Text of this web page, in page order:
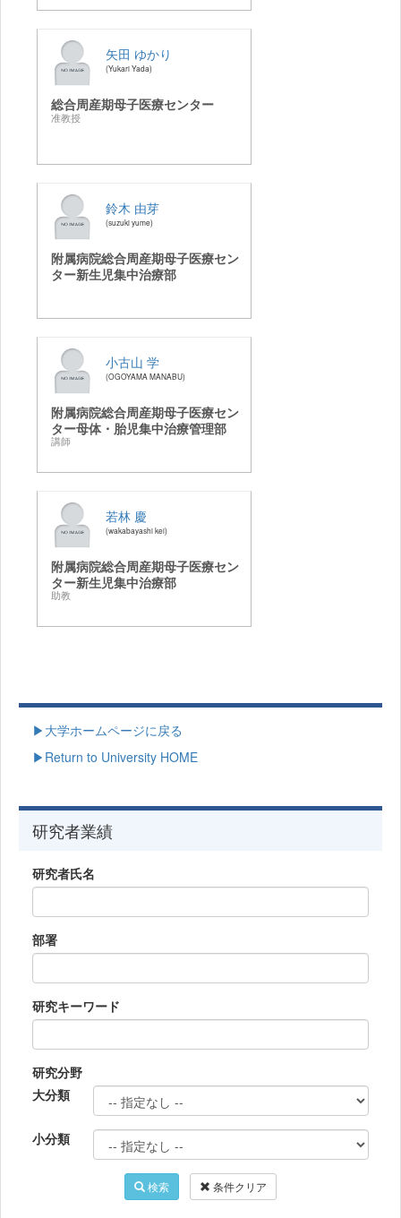
矢田 ゆかり
Yukari Yada
総合周産期母子医療センター
准教授
鈴木 由芽
suzuki yume
附属病院総合周産期母子医療セン
ター新生児集中治療部
小古山 学
OGOYAMA MANABU
附属病院総合周産期母子医療セン
ター母体・胎児集中治療管理部
講師
若林 慶
wakabayashi kei
附属病院総合周産期母子医療セン
ター新生児集中治療部
助教
▶大学ホームページに戻る
▶Return to University HOME
研究者業績
研究者氏名
部署
研究キーワード
研究分野
大分類
小分類
検索 条件クリア